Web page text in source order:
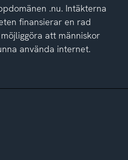
.nu. Intäkterna
finansierar en rad
att människor
använda internet.